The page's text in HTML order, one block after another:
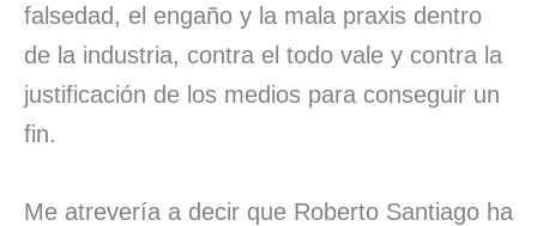
falsedad, el engaño y la mala praxis dentro
de la industria, contra el todo vale y contra la
justificación de los medios para conseguir un
fin.
Me atrevería a decir que Roberto Santiago ha